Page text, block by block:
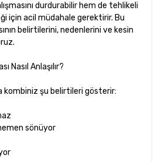
durdurabilir hem de tehlikeli
için acil müdahale gerektirir. Bu
belirtilerini, nedenlerini ve kesin
Nasıl Anlaşılır?
kombiniz şu belirtileri gösterir:
sönüyor